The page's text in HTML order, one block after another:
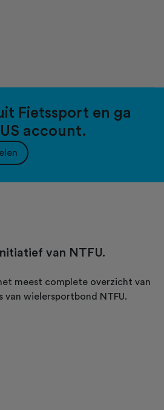
Fietssport en ga
account.
van NTFU.
meest complete overzicht van
wielersportbond NTFU.